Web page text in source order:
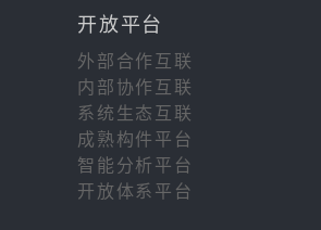
开放平台
外部合作互联
内部协作互联
系统生态互联
成熟构件平台
智能分析平台
开放体系平台